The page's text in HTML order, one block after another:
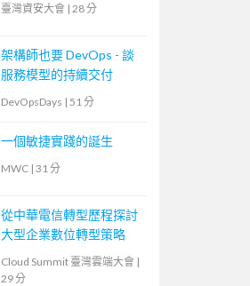
臺灣資安大會 | 28 分
架構師也要 DevOps - 談
服務模型的持續交付
DevOpsDays | 51 分
一個敏捷實踐的誕生
MWC | 31 分
從中華電信轉型歷程探討
大型企業數位轉型策略
Cloud Summit 臺灣雲端大會 |
29 分